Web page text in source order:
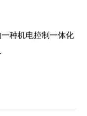
种机电控制一体化